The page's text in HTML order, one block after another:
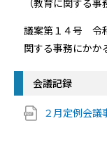
（教育に関する
議案第１４号 令
関する事務にかか
会議記録
２月定例会議